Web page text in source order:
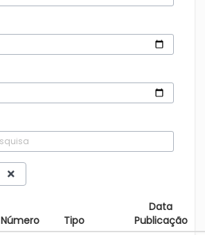
Número Tipo
Data
Publicação